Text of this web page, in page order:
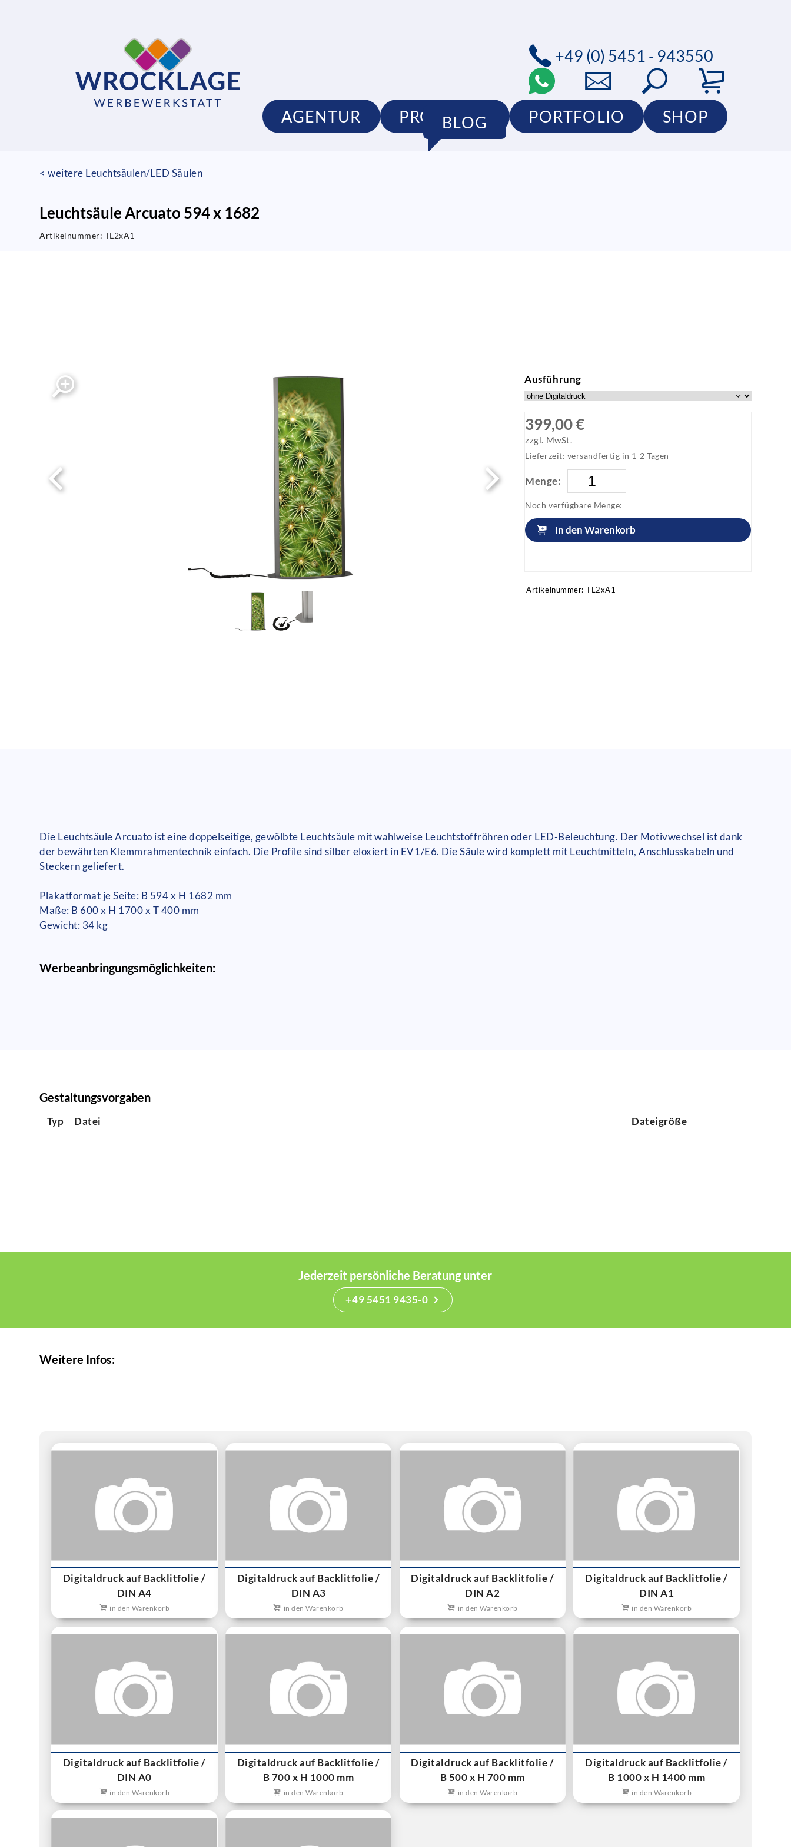
AGENTUR PRODUKTE PORTFOLIO SHOP
BLOG
+49 (0) 5451 - 943550
< weitere Leuchtsäulen/LED Säulen
Leuchtsäule Arcuato 594 x 1682
Artikelnummer: TL2xA1
Ausführung
399,00 €
zzgl. MwSt.
Lieferzeit: versandfertig in 1-2 Tagen
Menge:
Noch verfügbare Menge:
In den Warenkorb
Artikelnummer: TL2xA1
Die Leuchtsäule Arcuato ist eine doppelseitige, gewölbte Leuchtsäule mit wahlweise Leuchtstoffröhren oder LED-Beleuchtung. Der Motivwechsel ist dank
der bewährten Klemmrahmentechnik einfach. Die Profile sind silber eloxiert in EV1/E6. Die Säule wird komplett mit Leuchtmitteln, Anschlusskabeln und
Steckern geliefert.
Plakatformat je Seite: B 594 x H 1682 mm
Maße: B 600 x H 1700 x T 400 mm
Gewicht: 34 kg
Werbeanbringungsmöglichkeiten:
Gestaltungsvorgaben
Typ Datei Dateigröße
Jederzeit persönliche Beratung unter
+49 5451 9435-0
Weitere Infos:
Digitaldruck auf Backlitfolie /
DIN A4
in den Warenkorb
Digitaldruck auf Backlitfolie /
DIN A3
in den Warenkorb
Digitaldruck auf Backlitfolie /
DIN A2
in den Warenkorb
Digitaldruck auf Backlitfolie /
DIN A1
in den Warenkorb
Digitaldruck auf Backlitfolie /
DIN A0
in den Warenkorb
Digitaldruck auf Backlitfolie /
B 700 x H 1000 mm
in den Warenkorb
Digitaldruck auf Backlitfolie /
B 500 x H 700 mm
in den Warenkorb
Digitaldruck auf Backlitfolie /
B 1000 x H 1400 mm
in den Warenkorb